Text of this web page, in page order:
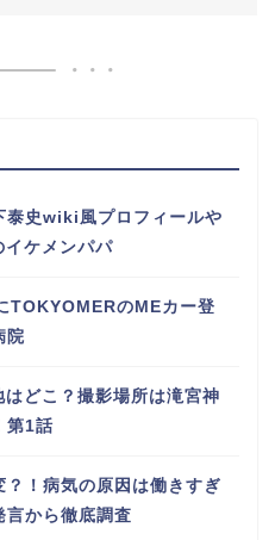
泰史wiki風プロフィールや
イケメンパパ
TOKYOMERのMEカー登
院
はどこ？撮影場所は滝宮神
第1話
？！病気の原因は働きすぎ
言から徹底調査